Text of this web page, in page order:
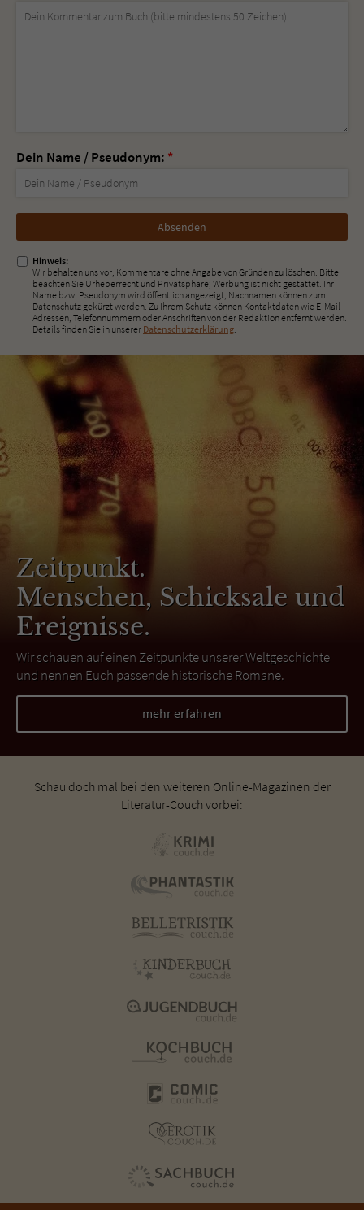
Dein Name / Pseudonym: *
Nicht
ausfüllen!
Hinweis:
Wir behalten uns vor, Kommentare ohne Angabe von Gründen zu löschen. Bitte
beachten Sie Urheberrecht und Privatsphäre; Werbung ist nicht gestattet. Ihr
Name bzw. Pseudonym wird öffentlich angezeigt; Nachnamen können zum
Datenschutz gekürzt werden. Zu Ihrem Schutz können Kontaktdaten wie E-Mail-
Adressen, Telefonnummern oder Anschriften von der Redaktion entfernt werden.
Details finden Sie in unserer Datenschutzerklärung.
Zeitpunkt.
Menschen, Schicksale und
Ereignisse.
Wir schauen auf einen Zeitpunkte unserer Weltgeschichte
und nennen Euch passende historische Romane.
mehr erfahren
Schau doch mal bei den weiteren Online-Magazinen der
Literatur-Couch vorbei: